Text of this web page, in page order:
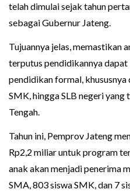
telah dimulai sejak tahun
sebagai Gubernur Jateng.
Tujuannya jelas, memastikan
terputus pendidikannya
pendidikan formal,
SMK, hingga SLB negeri yang
Tengah.
Tahun ini, Pemprov Jateng
Rp2,2 miliar untuk program
anak akan menjadi penerima
SMA, 803 siswa SMK, dan 7